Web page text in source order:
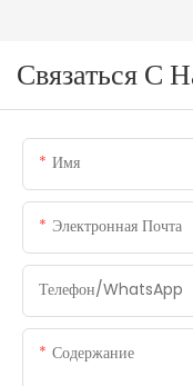
Связаться С
Имя
Электронная Почта
Телефон/WhatsApp
Содержание